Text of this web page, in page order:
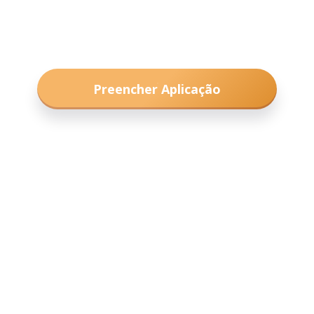
Preencher Aplicação